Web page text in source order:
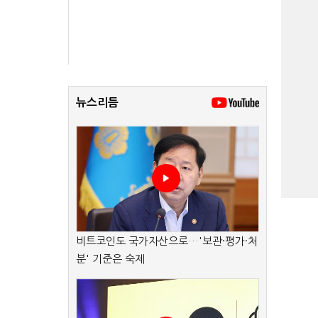
뉴스리듬
비트코인도 국가자산으로…'보관·평가·처
분' 기준은 숙제